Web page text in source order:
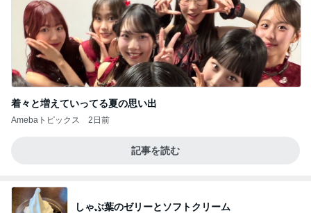
着々と増えていってる夏の思い出
Amebaトピックス 2日前
記事を読む
しゃぶ葉のゼリーとソフトクリーム